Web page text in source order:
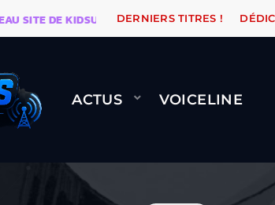
DE KIDSUNE WARÉTRO ORANGE
DERNIERS TITRES !
ACTUS VOICELINE